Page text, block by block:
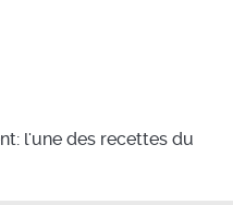
l'une des recettes du